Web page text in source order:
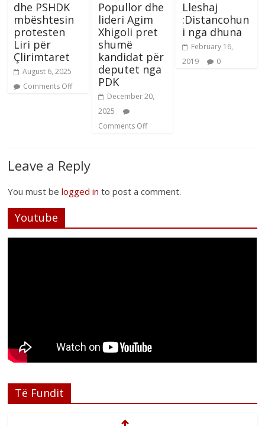
dhe PSHDK
mbështesin
protesten
Liri për
Çlirimtaret
August 6, 2025
Comments Off
Popullor dhe
lideri Agim
Xhigoli pret
shumë
kandidat për
deputet nga
PDK
December 20,
2025
Comments Off
Lleshaj
:Distancohun
i nga dhuna
February 16,
2019
0
Leave a Reply
You must belogged in to post a comment.
Youtube
Të Fundit